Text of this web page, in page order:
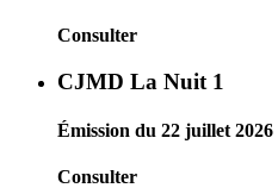
Consulter
CJMD La Nuit 1
Émission du 22 juillet 2026
Consulter